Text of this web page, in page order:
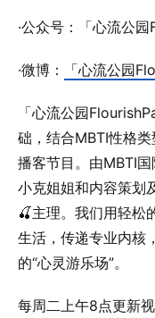
·公众号：「心流公园
·微博： 「心流公园
「心流公园
础，结合MBTI性格
播客节目。由MBTI
小克姐姐和内容策划
🍒主理。我们用轻松
生活，传递专业内核
的“心灵游乐场”。
每周二上午8点更新